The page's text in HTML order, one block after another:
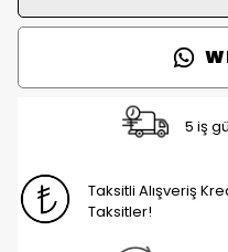
5 iş
Taksitli Alışveriş
Taksitler!